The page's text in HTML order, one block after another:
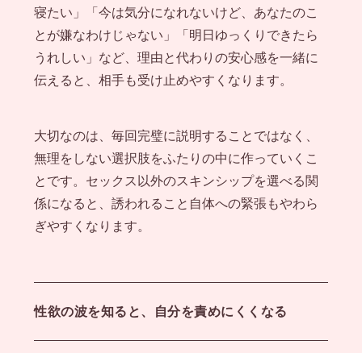
寝たい」「今は気分になれないけど、あなたのこ
とが嫌なわけじゃない」「明日ゆっくりできたら
うれしい」など、理由と代わりの安心感を一緒に
伝えると、相手も受け止めやすくなります。
大切なのは、毎回完璧に説明することではなく、
無理をしない選択肢をふたりの中に作っていくこ
とです。セックス以外のスキンシップを選べる関
係になると、誘われること自体への緊張もやわら
ぎやすくなります。
性欲の波を知ると、自分を責めにくくなる